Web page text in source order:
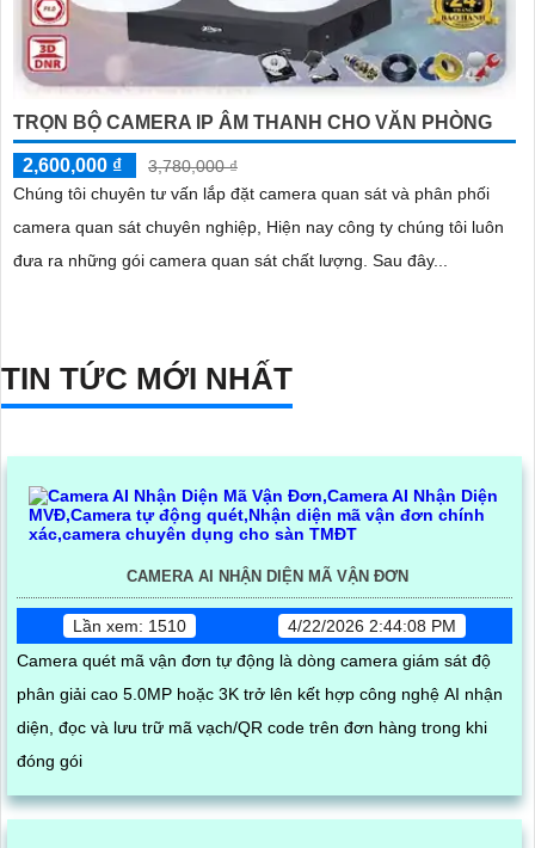
TRỌN BỘ CAMERA IP ÂM THANH CHO VĂN PHÒNG
2,600,000 ₫
3,780,000 ₫
Chúng tôi chuyên tư vấn lắp đặt camera quan sát và phân phối
camera quan sát chuyên nghiệp, Hiện nay công ty chúng tôi luôn
đưa ra những gói camera quan sát chất lượng. Sau đây...
TIN TỨC MỚI NHẤT
CAMERA AI NHẬN DIỆN MÃ VẬN ĐƠN
Lần xem: 1510
4/22/2026 2:44:08 PM
Camera quét mã vận đơn tự động là dòng camera giám sát độ
phân giải cao 5.0MP hoặc 3K trở lên kết hợp công nghệ AI nhận
diện, đọc và lưu trữ mã vạch/QR code trên đơn hàng trong khi
đóng gói